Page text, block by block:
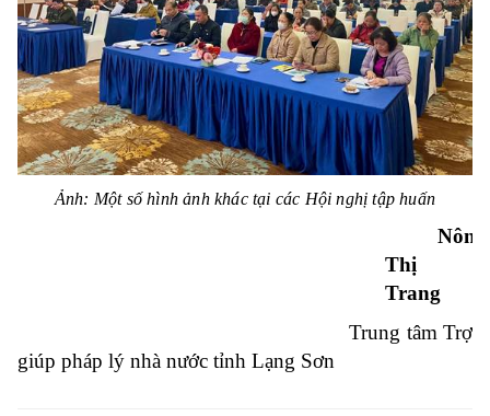
Ảnh: Một số hình ảnh khác tại các Hội nghị tập huấn
Nông
Thị
Trang
Trung tâm Trợ
giúp pháp lý nhà nước tỉnh Lạng Sơn